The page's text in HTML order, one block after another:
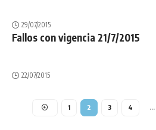
29/07/2015
Fallos con vigencia 21/7/2015
22/07/2015
1 2 3 4 …